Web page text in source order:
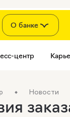
О банке
центр
Новости